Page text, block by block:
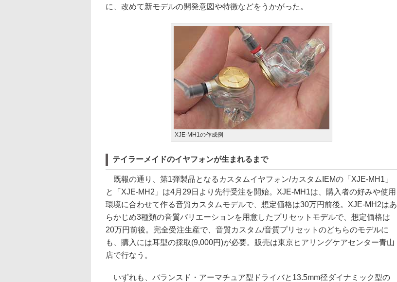
に、改めて新モデルの開発意図や特徴などをうかがった。
XJE-MH1の作成例
テイラーメイドのイヤフォンが生まれるまで
既報の通り、第1弾製品となるカスタムイヤフォン/カスタムIEMの「XJE-MH1」
と「XJE-MH2」は4月29日より先行受注を開始。XJE-MH1は、購入者の好みや使用
環境に合わせて作る音質カスタムモデルで、想定価格は30万円前後。XJE-MH2はあ
らかじめ3種類の音質バリエーションを用意したプリセットモデルで、想定価格は
20万円前後。完全受注生産で、音質カスタム/音質プリセットのどちらのモデルに
も、購入には耳型の採取(9,000円)が必要。販売は東京ヒアリングケアセンター青山
店で行なう。
いずれも、バランスド・アーマチュア型ドライバと13.5mm径ダイナミック型の